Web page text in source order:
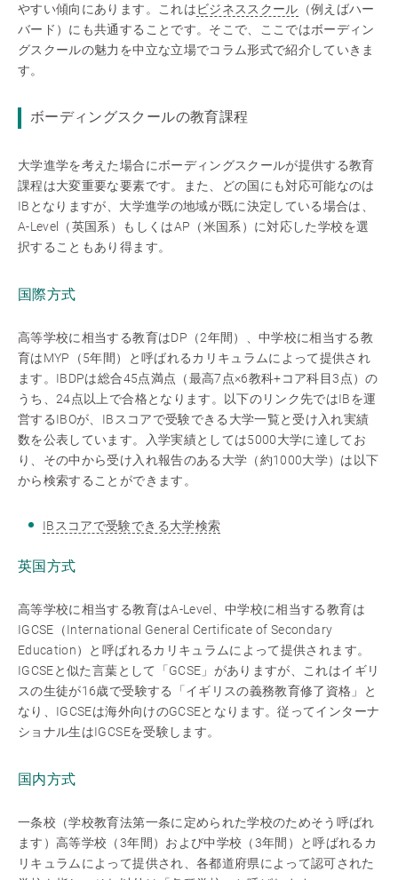
やすい傾向にあります。これはビジネススクール （例えばハー
バード）にも共通することです。そこで、ここではボーディン
グスクールの魅力を中立な立場でコラム形式で紹介していきま
す。
ボーディングスクールの教育課程
大学進学を考えた場合にボーディングスクールが提供する教育
課程は大変重要な要素です。また、どの国にも対応可能なのは
IBとなりますが、大学進学の地域が既に決定している場合は、
A-Level（英国系）もしくはAP（米国系）に対応した学校を選
択することもあり得ます。
国際方式
高等学校に相当する教育はDP（2年間）、中学校に相当する教
育はMYP（5年間）と呼ばれるカリキュラムによって提供され
ます。IBDPは総合45点満点（最高7点×6教科+コア科目3点）の
うち、24点以上で合格となります。以下のリンク先ではIBを運
営するIBOが、IBスコアで受験できる大学一覧と受け入れ実績
数を公表しています。入学実績としては5000大学に達してお
り、その中から受け入れ報告のある大学（約1000大学）は以下
から検索することができます。
IBスコアで受験できる大学検索
英国方式
高等学校に相当する教育はA-Level、中学校に相当する教育は
IGCSE（International General Certificate of Secondary
Education）と呼ばれるカリキュラムによって提供されます。
IGCSEと似た言葉として「GCSE」がありますが、これはイギリ
スの生徒が16歳で受験する「イギリスの義務教育修了資格」と
なり、IGCSEは海外向けのGCSEとなります。従ってインターナ
ショナル生はIGCSEを受験します。
国内方式
一条校（学校教育法第一条に定められた学校のためそう呼ばれ
ます）高等学校（3年間）および中学校（3年間）と呼ばれるカ
リキュラムによって提供され、各都道府県によって認可された